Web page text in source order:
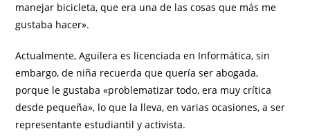
manejar bicicleta, que era una de las cosas que más me
gustaba hacer».
Actualmente, Aguilera es licenciada en Informática, sin
embargo, de niña recuerda que quería ser abogada,
porque le gustaba «problematizar todo, era muy crítica
desde pequeña», lo que la lleva, en varias ocasiones, a ser
representante estudiantil y activista.